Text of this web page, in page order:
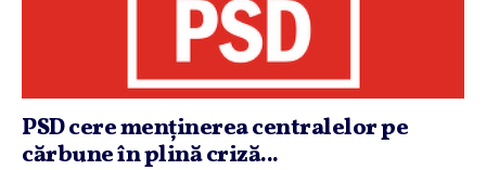
PSD cere menţinerea centralelor pe
cărbune în plină criză...